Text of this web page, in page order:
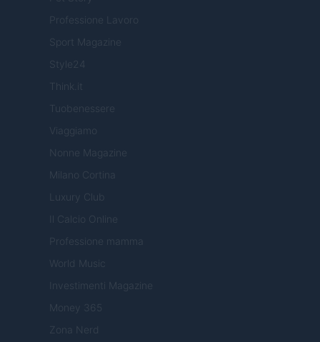
Professione Lavoro
Sport Magazine
Style24
Think.it
Tuobenessere
Viaggiamo
Nonne Magazine
Milano Cortina
Luxury Club
Il Calcio Online
Professione mamma
World Music
Investimenti Magazine
Money 365
Zona Nerd